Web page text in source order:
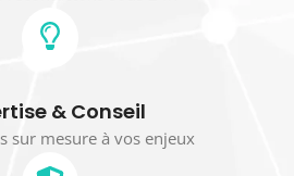
& Conseil
sur mesure à vos enjeux